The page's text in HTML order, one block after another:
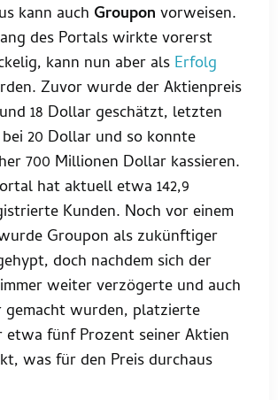
kann auch Groupon vorweisen.
des Portals wirkte vorerst
kann nun aber als Erfolg
Zuvor wurde der Aktienpreis
18 Dollar geschätzt, letzten
20 Dollar und so konnte
700 Millionen Dollar kassieren.
hat aktuell etwa 142,9
Kunden. Noch vor einem
Groupon als zukünftiger
doch nachdem sich der
weiter verzögerte und auch
gemacht wurden, platzierte
etwa fünf Prozent seiner Aktien
was für den Preis durchaus